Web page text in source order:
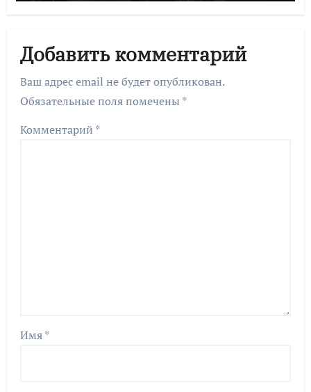
Добавить комментарий
Ваш адрес email не будет опубликован.
Обязательные поля помечены *
Комментарий *
Имя*